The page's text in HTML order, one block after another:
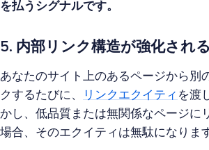
を払うシグナルです。
5. 内部リンク構造が強化される
あなたのサイト上のあるページから別
クするたびに、
リンクエクイティ を渡
かし、低品質または無関係なページに
場合、そのエクイティは無駄になりま